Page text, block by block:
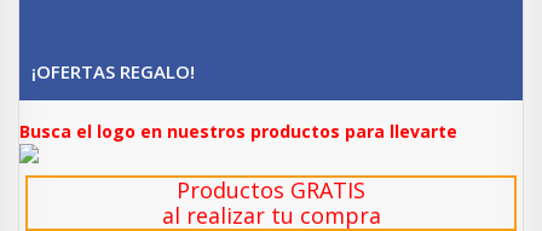
¡OFERTAS REGALO!
Busca el logo en nuestros productos para llevarte
Productos GRATIS
al realizar tu compra